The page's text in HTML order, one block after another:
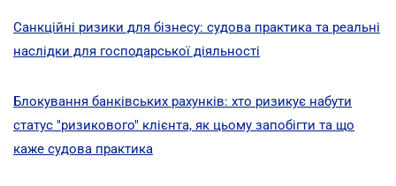
Санкційні ризики для бізнесу: судова практика та реальні
наслідки для господарської діяльності
Блокування банківських рахунків: хто ризикує набути
статус "ризикового" клієнта, як цьому запобігти та що
каже судова практика